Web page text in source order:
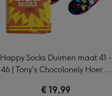
Happy Socks Duimen maat 41 -
46 | Tony's Chocolonely Hoera,
€ 19,99